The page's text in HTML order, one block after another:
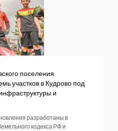
поселения
участков в Кудрово под
и
разработаны в
кодекса РФ и